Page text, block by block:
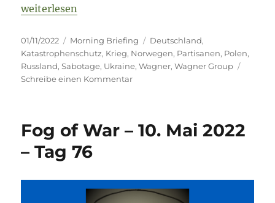
„Fog of War – 1. November 2022 – Tag 251“
weiterlesen
Veröffentlicht
am
01/11/2022 Kategorien
Morning Briefing Schlagwörter
Deutschland,
Katastrophenschutz, Krieg, Norwegen, Partisanen, Polen,
Russland,Sabotage, Ukraine,Wagner,Wagner Group
Schreibe einen Kommentarzu
–
–
Tag
Fog of War – 10. Mai 2022
– Tag 76